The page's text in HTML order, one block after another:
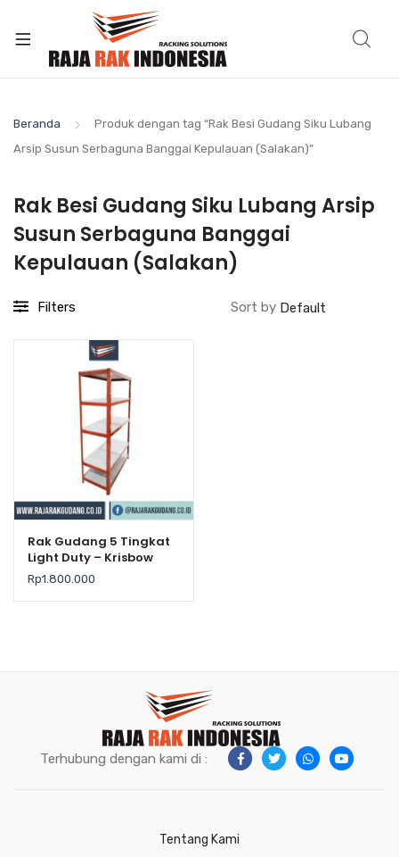
Beranda
Produk dengan tag “Rak Besi Gudang Siku Lubang
Arsip Susun Serbaguna Banggai Kepulauan (Salakan)”
Rak Besi Gudang Siku Lubang Arsip
Susun Serbaguna Banggai
Kepulauan (Salakan)
Filters Sort by
Rak Gudang 5 Tingkat
Light Duty – Krisbow
Rp1.800.000
Terhubung dengan kami di :
Tentang Kami